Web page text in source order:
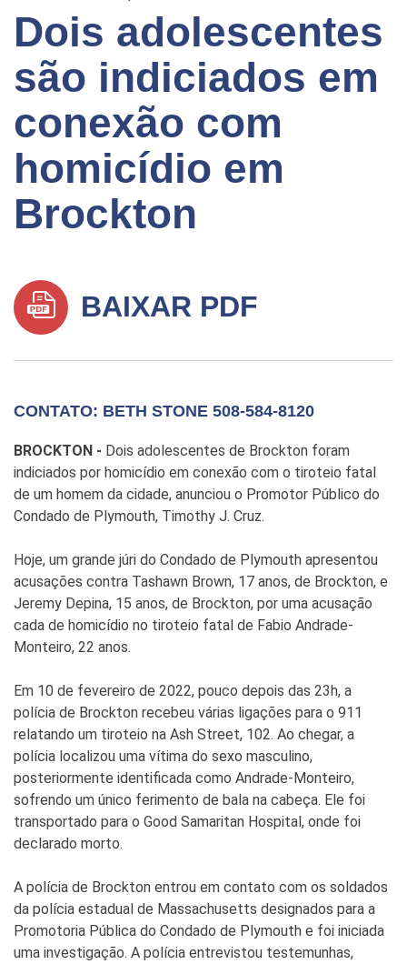
Dois adolescentes
são indiciados em
conexão com
homicídio em
Brockton
BAIXAR PDF
CONTATO: BETH STONE 508-584-8120
BROCKTON - Dois adolescentes de Brockton foram
indiciados por homicídio em conexão com o tiroteio fatal
de um homem da cidade, anunciou o Promotor Público do
Condado de Plymouth, Timothy J. Cruz.
Hoje, um grande júri do Condado de Plymouth apresentou
acusações contra Tashawn Brown, 17 anos, de Brockton, e
Jeremy Depina, 15 anos, de Brockton, por uma acusação
cada de homicídio no tiroteio fatal de Fabio Andrade-
Monteiro, 22 anos.
Em 10 de fevereiro de 2022, pouco depois das 23h, a
polícia de Brockton recebeu várias ligações para o 911
relatando um tiroteio na Ash Street, 102. Ao chegar, a
polícia localizou uma vítima do sexo masculino,
posteriormente identificada como Andrade-Monteiro,
sofrendo um único ferimento de bala na cabeça. Ele foi
transportado para o Good Samaritan Hospital, onde foi
declarado morto.
A polícia de Brockton entrou em contato com os soldados
da polícia estadual de Massachusetts designados para a
Promotoria Pública do Condado de Plymouth e foi iniciada
uma investigação. A polícia entrevistou testemunhas,